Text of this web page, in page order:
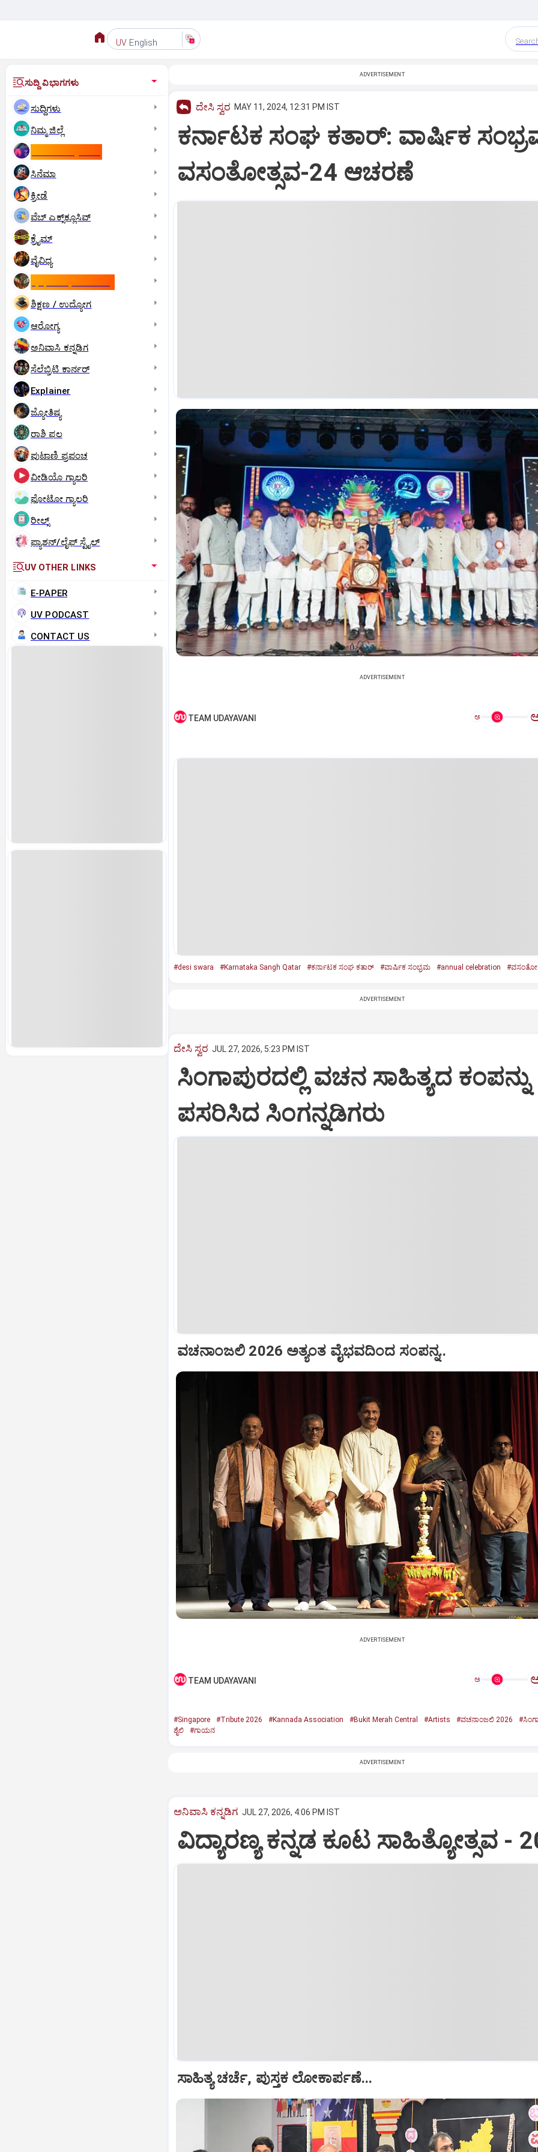
UV English
ಸುದ್ದಿ ವಿಭಾಗಗಳು
ಸುದ್ದಿಗಳು
ನಿಮ್ಮ ಜಿಲ್ಲೆ
ಸಿನೆಮಾ
ಕ್ರೀಡೆ
ವೆಬ್ ಎಕ್ಸ್‌ಕ್ಲೂಸಿವ್
ಕ್ರೈಮ್
ವೈವಿಧ್ಯ
ಶಿಕ್ಷಣ / ಉದ್ಯೋಗ
ಆರೋಗ್ಯ
ಅನಿವಾಸಿ ಕನ್ನಡಿಗ
ಸೆಲೆಬ್ರಿಟಿ ಕಾರ್ನರ್‌
Explainer
ಜ್ಯೋತಿಷ್ಯ
ರಾಶಿ ಫಲ
ಪುಟಾಣಿ ಪ್ರಪಂಚ
ವೀಡಿಯೊ ಗ್ಯಾಲರಿ
ಫೋಟೋ ಗ್ಯಾಲರಿ
ರೀಲ್ಸ್
ಫ್ಯಾಶನ್/ಲೈಫ್‌ ಸ್ಟೈಲ್
UV OTHER LINKS
E-PAPER
UV PODCAST
CONTACT US
ADVERTISEMENT
ದೇಸಿ ಸ್ವರ MAY 11, 2024, 12:31 PM IST
ಕರ್ನಾಟಕ ಸಂಘ ಕತಾರ್‌: ವಾರ್ಷಿಕ
ವಸಂತೋತ್ಸವ-24 ಆಚರಣೆ
ADVERTISEMENT
TEAM UDAYAVANI ಅ
#desi swara #Karnataka Sangh Qatar #ಕರ್ನಾಟಕ ಸಂಘ ಕತಾರ್‌ #ವಾರ್ಷಿಕ ಸಂಭ್ರಮ #annual celebration
ADVERTISEMENT
ದೇಸಿ ಸ್ವರ JUL 27, 2026, 5:23 PM IST
ಸಿಂಗಾಪುರದಲ್ಲಿ ವಚನ ಸಾಹಿತ್ಯದ ಕಂಪನ್ನು
ಪಸರಿಸಿದ ಸಿಂಗನ್ನಡಿಗರು
ವಚನಾಂಜಲಿ 2026 ಅತ್ಯಂತ ವೈಭವದಿಂದ ಸಂಪನ್ನ..
ADVERTISEMENT
TEAM UDAYAVANI ಅ
#Singapore #Tribute 2026 #Kannada Association #Bukit Merah Central #Artists #ವಚನಾಂಜಲಿ 2026
ಶೈಲಿ
#ಗಾಯನ
ADVERTISEMENT
ಅನಿವಾಸಿ ಕನ್ನಡಿಗ JUL 27, 2026, 4:06 PM IST
ವಿದ್ಯಾರಣ್ಯ ಕನ್ನಡ ಕೂಟ ಸಾಹಿತ್ಯೋತ್ಸವ -
ಸಾಹಿತ್ಯ ಚರ್ಚೆ, ಪುಸ್ತಕ ಲೋಕಾರ್ಪಣೆ...